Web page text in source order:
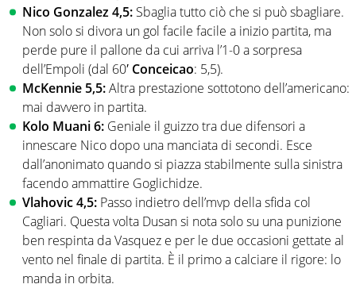
Nico Gonzalez 4,5: Sbaglia tutto ciò che si può sbagliare.
Non solo si divora un gol facile facile a inizio partita, ma
perde pure il pallone da cui arriva l’1-0 a sorpresa
dell’Empoli (dal 60′ Conceicao: 5,5).
McKennie 5,5:Altra prestazione sottotono dell’americano:
mai davvero in partita.
Kolo Muani 6: Geniale il guizzo tra due difensori a
innescare Nico dopo una manciata di secondi. Esce
dall’anonimato quando si piazza stabilmente sulla sinistra
facendo ammattire Goglichidze.
Vlahovic 4,5: Passo indietro dell’mvp della sfida col
Cagliari. Questa volta Dusan si nota solo su una punizione
ben respinta da Vasquez e per le due occasioni gettate al
vento nel finale di partita. È il primo a calciare il rigore: lo
manda in orbita.